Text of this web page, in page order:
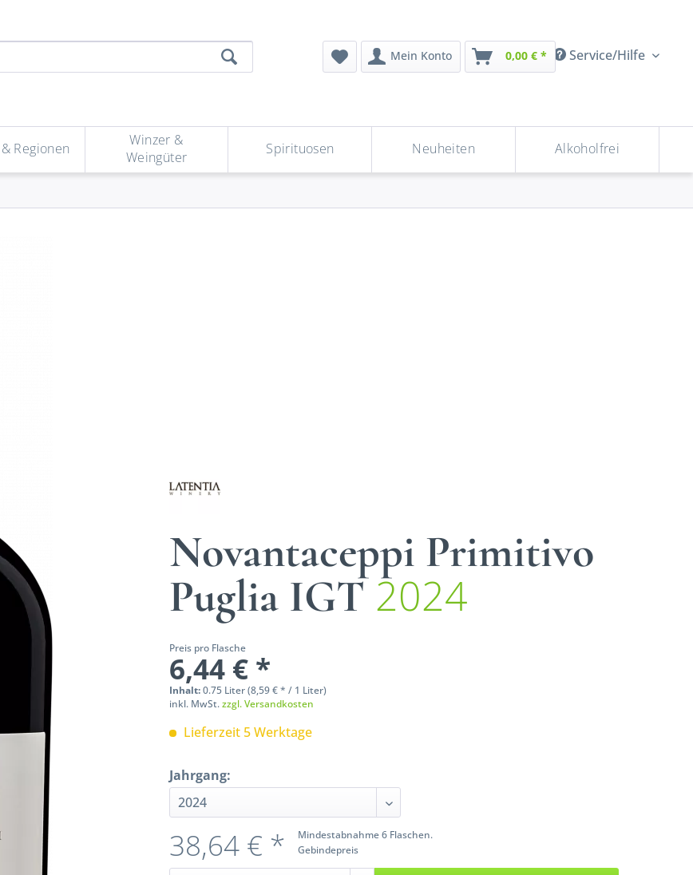
Service/Hilfe
Mein Konto 0,00 € *
Regionen
Winzer &
Weingüter
Spirituosen Neuheiten Alkoholfrei
Novantaceppi Primitivo
Puglia IGT2024
Preis pro Flasche
6,44 € *
Inhalt:0.75 Liter (8,59 € * / 1 Liter)
inkl. MwSt.zzgl. Versandkosten
Lieferzeit 5 Werktage
Jahrgang:
Mindestabnahme 6 Flaschen.
Gebindepreis
38,64 € *